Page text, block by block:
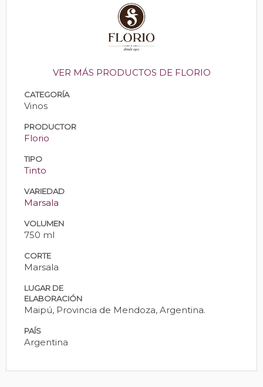
VER MÁS PRODUCTOS DE FLORIO
CATEGORÍA
Vinos
PRODUCTOR
Florio
TIPO
Tinto
VARIEDAD
Marsala
VOLUMEN
750 ml
CORTE
Marsala
LUGAR DE
ELABORACIÓN
Maipú, Provincia de Mendoza, Argentina.
PAÍS
Argentina